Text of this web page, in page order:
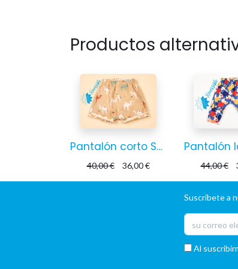
Productos
Pantalón corto Sáhara
40,00€ 36,00€ 44,00€
Suscríbete a
Al